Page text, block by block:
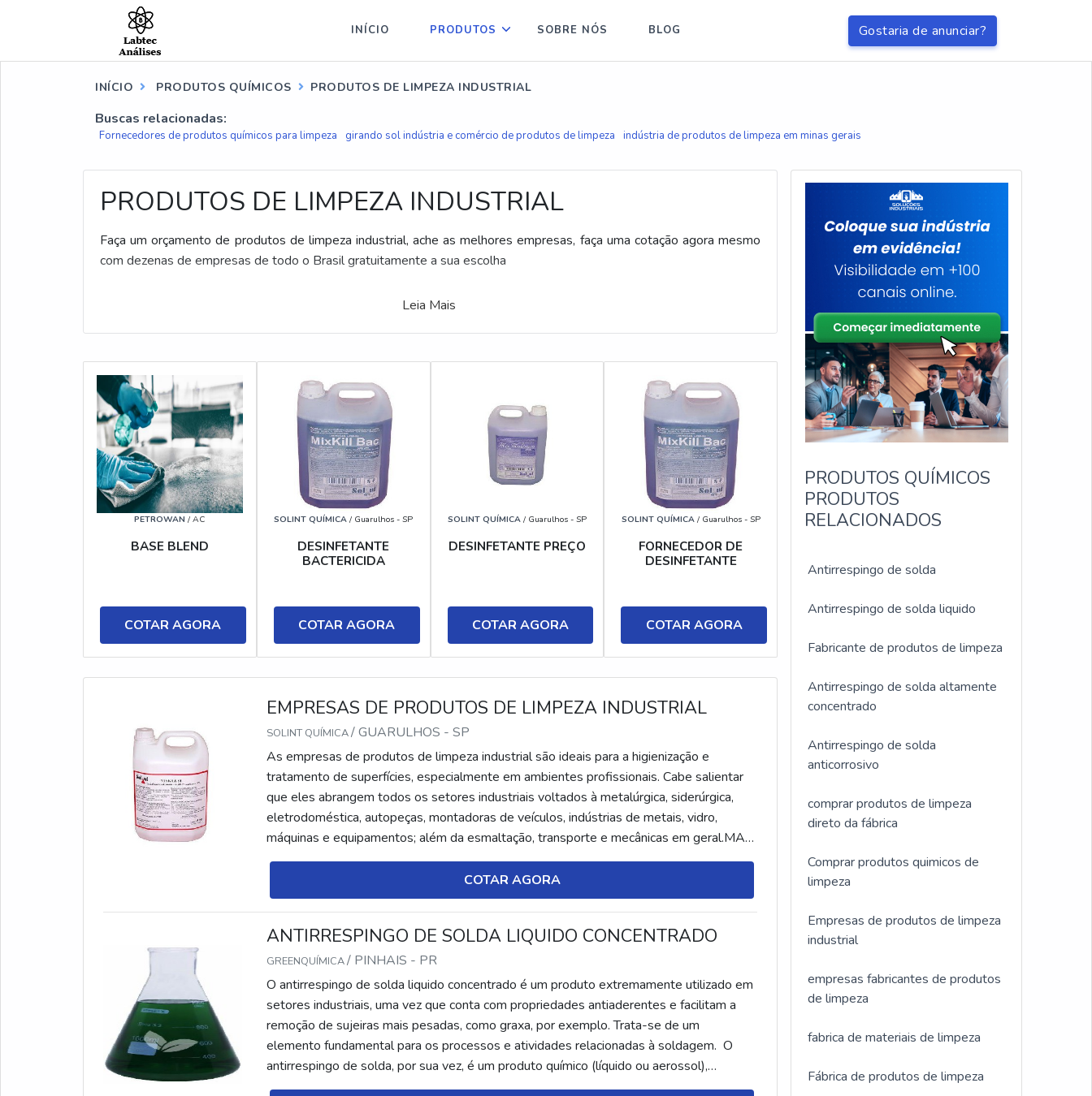
Gostaria de anunciar?
INÍCIO PRODUTOS SOBRE NÓS BLOG
INÍCIO PRODUTOS QUÍMICOS PRODUTOS DE LIMPEZA INDUSTRIAL
Buscas relacionadas:
Fornecedores de produtos químicos para limpeza girando sol indústria e comércio de produtos de limpeza indústria de produtos de limpeza em minas gerais
PRODUTOS DE LIMPEZA INDUSTRIAL
Faça um orçamento de produtos de limpeza industrial, ache as melhores empresas, faça uma cotação agora mesmo
com dezenas de empresas de todo o Brasil gratuitamente a sua escolha
Leia Mais
PETROWAN / AC
BASE BLEND
COTAR AGORA
SOLINT QUÍMICA / Guarulhos - SP
DESINFETANTE
BACTERICIDA
COTAR AGORA
SOLINT QUÍMICA/ Guarulhos - SP
DESINFETANTE PREÇO
COTAR AGORA
SOLINT QUÍMICA/ Guarulhos - SP
FORNECEDOR DE
DESINFETANTE
COTAR AGORA
EMPRESAS DE PRODUTOS DE LIMPEZA INDUSTRIAL
SOLINT QUÍMICA/ GUARULHOS - SP
As empresas de produtos de limpeza industrial são ideais para a higienização e
tratamento de superfícies, especialmente em ambientes profissionais. Cabe salientar
que eles abrangem todos os setores industriais voltados à metalúrgica, siderúrgica,
eletrodoméstica, autopeças, montadoras de veículos, indústrias de metais, vidro,
máquinas e equipamentos; além da esmaltação, transporte e mecânicas em geral.MAIS
SOBRE PRODUTOS DE LIMPEZA INDU...
COTAR AGORA
ANTIRRESPINGO DE SOLDA LIQUIDO CONCENTRADO
GREENQUÍMICA/ PINHAIS - PR
O antirrespingo de solda liquido concentrado é um produto extremamente utilizado em
setores industriais, uma vez que conta com propriedades antiaderentes e facilitam a
remoção de sujeiras mais pesadas, como graxa, por exemplo. Trata-se de um
elemento fundamental para os processos e atividades relacionadas à soldagem. O
antirrespingo de solda, por sua vez, é um produto químico (líquido ou aerossol),
desenvolvido por meio de agentes anti...
PRODUTOS QUÍMICOS
PRODUTOS
RELACIONADOS
Antirrespingo de solda
Antirrespingo de solda liquido
Fabricante de produtos de limpeza
Antirrespingo de solda altamente
concentrado
Antirrespingo de solda
anticorrosivo
comprar produtos de limpeza
direto da fábrica
Comprar produtos quimicos de
limpeza
Empresas de produtos de limpeza
industrial
empresas fabricantes de produtos
de limpeza
fabrica de materiais de limpeza
Fábrica de produtos de limpeza